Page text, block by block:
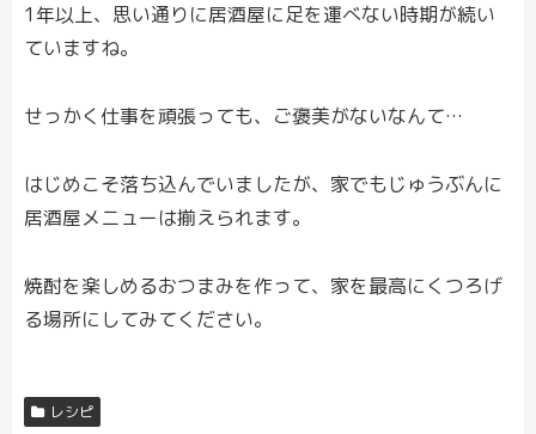
1年以上、思い通りに居酒屋に足を運べない時期が続い
ていますね。
せっかく仕事を頑張っても、ご褒美がないなんて…
はじめこそ落ち込んでいましたが、家でもじゅうぶんに
居酒屋メニューは揃えられます。
焼酎を楽しめるおつまみを作って、家を最高にくつろげ
る場所にしてみてください。
レシピ